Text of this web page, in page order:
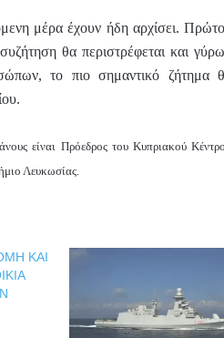
μέρα έχουν ήδη αρχίσει.
θα περιστρέφεται και
το πιο σημαντικό ζήτημα
είναι Πρόεδρος του Κυπριακού
Λευκωσίας.
ΚΑΙ